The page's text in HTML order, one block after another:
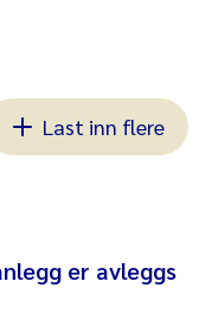
Last inn flere
er avleggs